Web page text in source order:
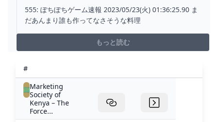
は？｜ぽちぽちゲーム速報
555: ぽちぽちゲーム速報 2023/05/23(火) 01:36:25.90 ま
だあんまり誰も作ってなさそうな料理
もっと読む
#
Marketing
Society of
Kenya – The
Force...